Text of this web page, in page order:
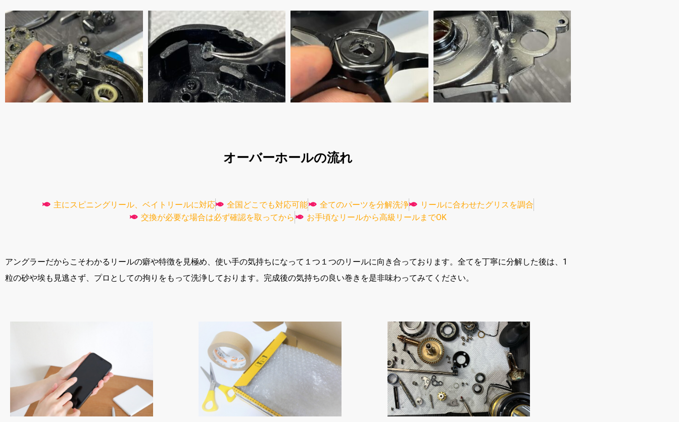
オーバーホールの流れ
主にスピニングリール、ベイトリールに対応 全国どこでも対応可能 全てのパーツを分解洗浄
リールに合わせたグリスを調合
交換が必要な場合は必ず確認を取ってから
お手頃なリールから高級リールまでOK
アングラーだからこそわかるリールの癖や特徴を見極め、使い手の気持ちになって１つ１つのリールに向き合っております。全てを丁寧に分解した後は、1
粒の砂や埃も見逃さず、プロとしての拘りをもって洗浄しております。完成後の気持ちの良い巻きを是非味わってみてください。